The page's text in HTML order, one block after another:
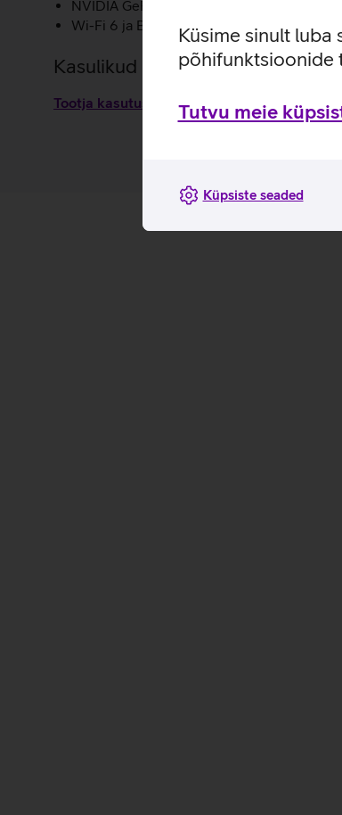
Küsime sinult luba
põhifunktsioonide
Tutvu meie
Küpsiste seaded
NVIDIA GeForce GTX 1650 Super
Wi-Fi 6 ja Bluetooth olemasolu
Kasulikud lingid
Tootja kasutusjuhend lauaarvutile Lenovo